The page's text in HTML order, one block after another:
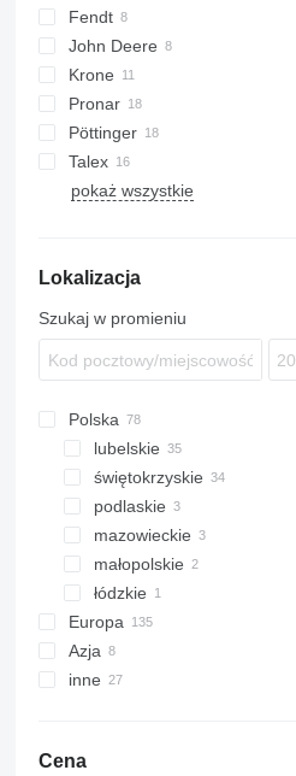
CK
Corto
Disco
UM
Fendt
F-series
Slicer
HHE
John Deere
990
F-series
Krone
Easycut
FC
GMD
Splendimo
MU
Pronar
PDD
PDF
PDT
Pöttinger
Novacat
Novadisc
KDD
Samba
Talex
Extra
Z-series
pokaż wszystkie
Lokalizacja
Szukaj w promieniu
Polska
lubelskie
Łuków
świętokrzyskie
Słupia
podlaskie
Białystok
Zambrów
mazowieckie
Węgrów
Błędów
Łochów
małopolskie
Nowy Sącz
łódzkie
Skierniewice
Europa
Azja
inne
Cena